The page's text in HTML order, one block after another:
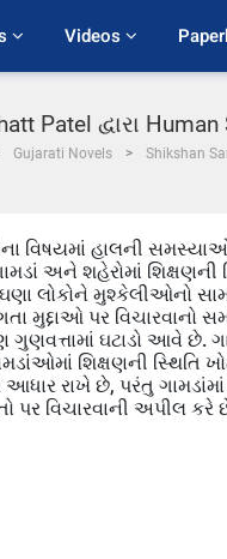
Videos
Patel દ્વારા
Gujarati Novels Shikshan
વિષયમાં હાલની
અને શહેરોમાં શિક્ષણની
લોકોને મુશ્કેલીઓનો
મુદ્દાઓ પર વિચારવાનો
ઘટાડો આવે છે.
શિક્ષણની સ્થિતિ
રાખે છે, પરંતુ
પર વિચારવાની અપીલ કરે